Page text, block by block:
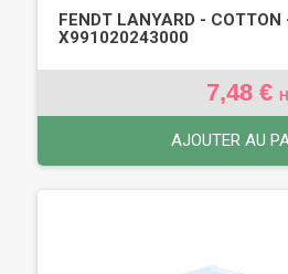
FENDT LANYARD - COTTON
X991020243000
7,48 €
AJOUTER AU